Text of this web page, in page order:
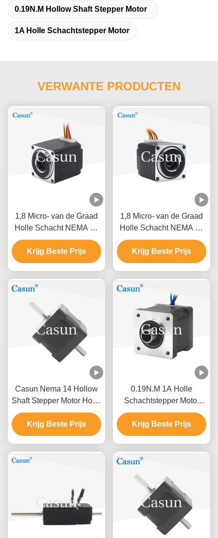
0.19N.M Hollow Shaft Stepper Motor
1A Holle Schachtstepper Motor
VERWANTE PRODUCTEN
1,8 Micro- van de Graad
Holle Schacht NEMA 11
Stepper Motor voor de
Medische Camera van de
Machinerobot
Krijg Beste Prijs
1,8 Micro- van de Graad
Holle Schacht NEMA 11
Stepper Motor voor de
Medische Camera van de
Machinerobot
Krijg Beste Prijs
Casun Nema 14 Hollow
Shaft Stepper Motor Hoge
precisie 2.7 V DC 1.0
AMP voor CNC-machine
Krijg Beste Prijs
0.19N.M 1A Holle
Schachtstepper Motor
Nema 14 34mm Lichaam
2 fase 1,8 Gr.
Krijg Beste Prijs